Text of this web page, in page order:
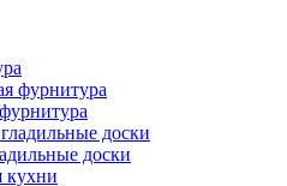
доски